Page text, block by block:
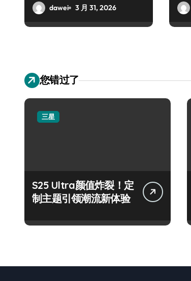
dawei 3 月 31, 2026
您错过了
三星
S25 Ultra颜值炸裂！定
制主题引领潮流新体验